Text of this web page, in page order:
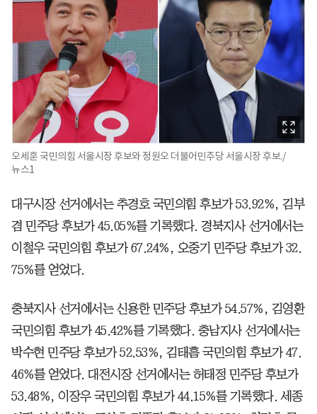
오세훈 국민의힘 서울시장 후보와 정원오 더불어민주당 서울시장 후보./
뉴스1
대구시장 선거에서는 추경호 국민의힘 후보가 53.92%, 김부
겸 민주당 후보가 45.05%를 기록했다. 경북지사 선거에서는
이철우 국민의힘 후보가 67.24%, 오중기 민주당 후보가 32.
75%를 얻었다.
충북지사 선거에서는 신용한 민주당 후보가 54.57%, 김영환
국민의힘 후보가 45.42%를 기록했다. 충남지사 선거에서는
박수현 민주당 후보가 52.53%, 김태흠 국민의힘 후보가 47.
46%를 얻었다. 대전시장 선거에서는 허태정 민주당 후보가
53.48%, 이장우 국민의힘 후보가 44.15%를 기록했다. 세종